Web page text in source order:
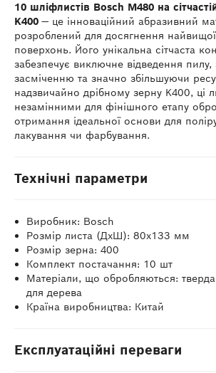
10 шліфлистів Bosch M480 на
K400 — це інноваційний абразивний
розроблений для досягнення найвищої
поверхонь. Його унікальна сітчаста
забезпечує виключне відведення пилу,
засміченню та значно збільшуючи
надзвичайно дрібному зерну K400, ці
незамінними для фінішного етапу
отримання ідеальної основи для
лакування чи фарбування.
Технічні параметри
Виробник: Bosch
Розмір листа (ДхШ): 80x133 мм
Розмір зерна: 400
Комплект постачання: 10 шт
Матеріали, що обробляються:
для дерева
Країна виробництва: Китай
Експлуатаційні переваги